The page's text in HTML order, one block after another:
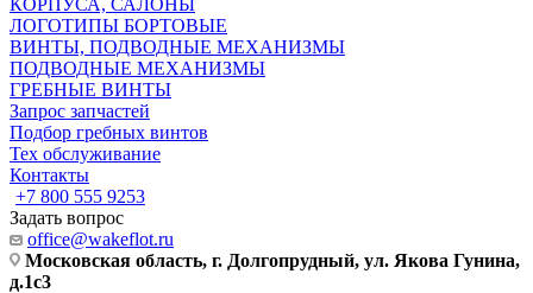
КОРПУСА, САЛОНЫ
ЛОГОТИПЫ БОРТОВЫЕ
ВИНТЫ, ПОДВОДНЫЕ МЕХАНИЗМЫ
ПОДВОДНЫЕ МЕХАНИЗМЫ
ГРЕБНЫЕ ВИНТЫ
Запрос запчастей
Подбор гребных винтов
Тех обслуживание
Контакты
+7 800 555 9253
Задать вопрос
office@wakeflot.ru
Московская область, г. Долгопрудный, ул. Якова Гунина,
д.1с3